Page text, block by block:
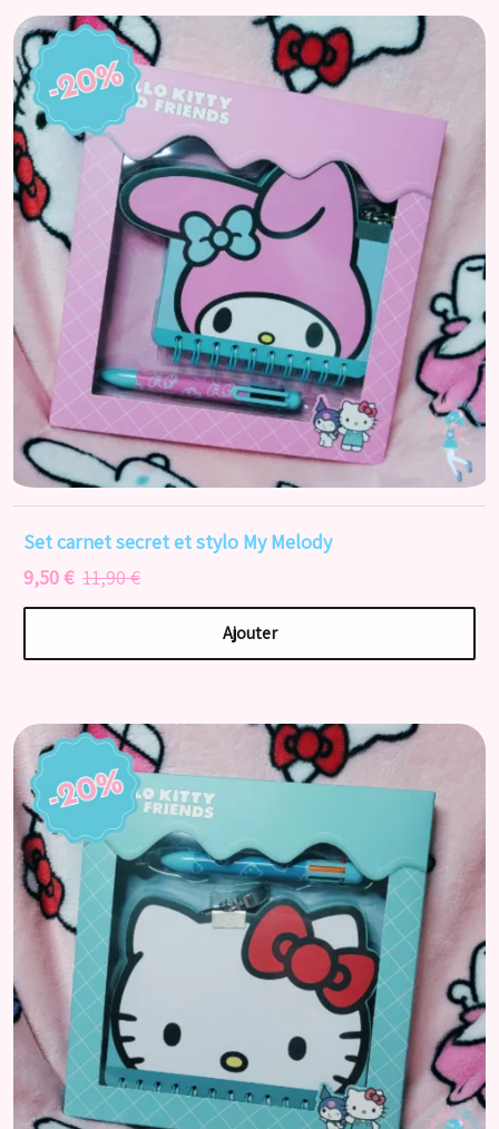
Set carnet secret et stylo My Melody
9,50 € 11,90 €
Ajouter